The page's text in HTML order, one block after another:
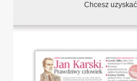
Chcesz